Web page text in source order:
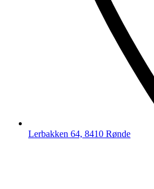
Lerbakken 64, 8410 Rønde